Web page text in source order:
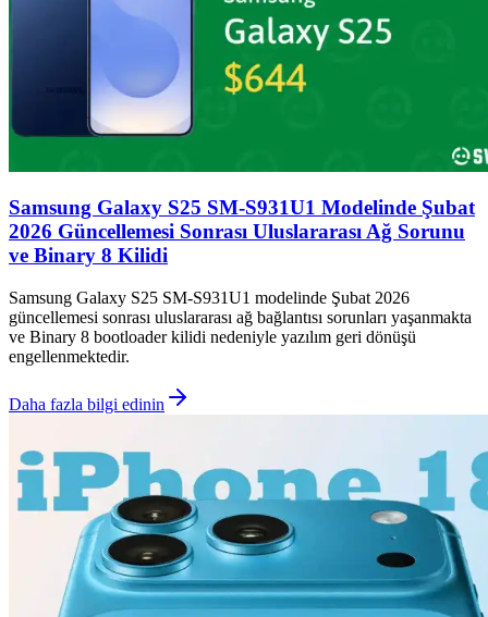
Samsung Galaxy S25 SM-S931U1 Modelinde Şubat
2026 Güncellemesi Sonrası Uluslararası Ağ Sorunu
ve Binary 8 Kilidi
Samsung Galaxy S25 SM-S931U1 modelinde Şubat 2026
güncellemesi sonrası uluslararası ağ bağlantısı sorunları yaşanmakta
ve Binary 8 bootloader kilidi nedeniyle yazılım geri dönüşü
engellenmektedir.
Daha fazla bilgi edinin